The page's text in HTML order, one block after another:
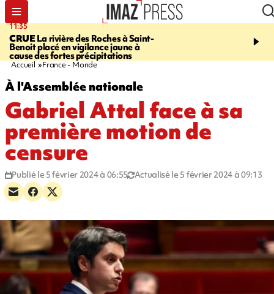
11:35
CRUELa rivière des Roches à Saint-
Benoit placé en vigilance jaune à
cause des fortes précipitations
11:57
Le
Papang a repris du
Accueil France - Monde
À l'Assemblée nationale
Gabriel Attal face à sa
première motion de
censure
Publié le 5 février 2024 à 06:55 Actualisé le 5 février 2024 à 09:13